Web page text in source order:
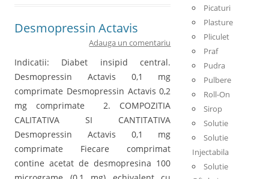
Desmopressin Actavis
Adauga un comentariu
Indicatii: Diabet insipid central.
Desmopressin Actavis 0,1 mg
comprimate Desmopressin Actavis 0,2
mg comprimate 2. COMPOZITIA
CALITATIVA SI CANTITATIVA
Desmopressin Actavis 0,1 mg
comprimate Fiecare comprimat
contine acetat de desmopresina 100
Picaturi
Plasture
Pliculet
Praf
Pudra
Pulbere
Roll-On
Sirop
Solutie
Solutie
Injectabila
Solutie